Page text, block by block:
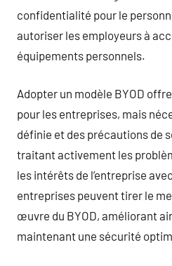
confidentialité pour le
autoriser les employeurs à
équipements personnels.
Adopter un modèle BYOD
pour les entreprises, mais
définie et des précautions de
traitant activement les
les intérêts de l’entreprise
entreprises peuvent tirer le
œuvre du BYOD, améliorant
maintenant une sécurité